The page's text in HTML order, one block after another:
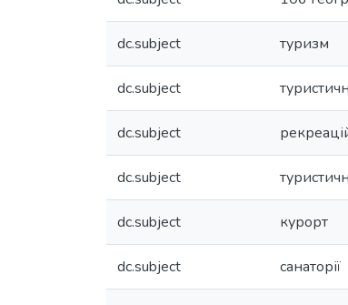
dc.subject туризм
dc.subject
dc.subject
dc.subject
dc.subject курорт
dc.subject санаторії